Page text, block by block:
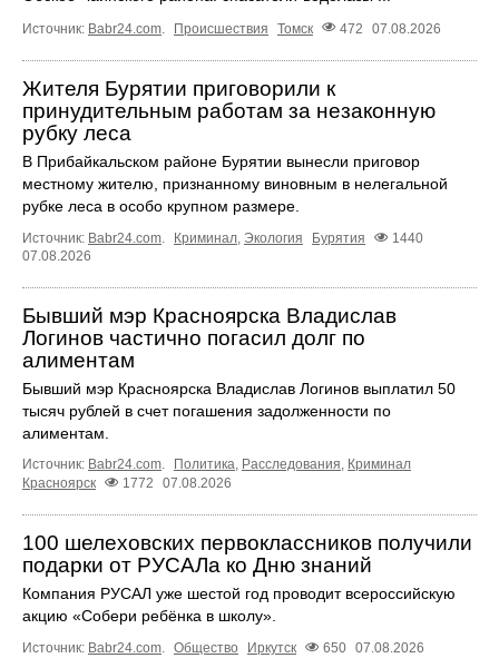
Источник: Babr24.com Происшествия Томск 472 07.08.2026
Жителя Бурятии приговорили к
принудительным работам за незаконную
рубку леса
В Прибайкальском районе Бурятии вынесли приговор
местному жителю, признанному виновным в нелегальной
рубке леса в особо крупном размере.
Источник: Babr24.com Криминал Экология Бурятия
1440
07.08.2026
Бывший мэр Красноярска Владислав
Логинов частично погасил долг по
алиментам
Бывший мэр Красноярска Владислав Логинов выплатил 50
тысяч рублей в счет погашения задолженности по
алиментам.
Источник: Babr24.com Политика Расследования Криминал
Красноярск
1772 07.08.2026
100 шелеховских первоклассников получили
подарки от РУСАЛа ко Дню знаний
Компания РУСАЛ уже шестой год проводит всероссийскую
акцию «Собери ребёнка в школу».
Источник: Babr24.com. Общество Иркутск 650 07.08.2026